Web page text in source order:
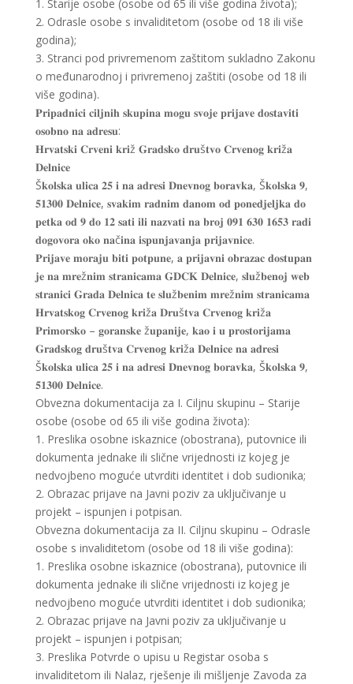
1. Starije osobe (osobe od 65 ili više godina života);
2. Odrasle osobe s invaliditetom (osobe od 18 ili više
godina);
3. Stranci pod privremenom zaštitom sukladno Zakonu
o međunarodnoj i privremenoj zaštiti (osobe od 18 ili
više godina).
𝐏𝐫𝐢𝐩𝐚𝐝𝐧𝐢𝐜𝐢 𝐜𝐢𝐥𝐣𝐧𝐢𝐡 𝐬𝐤𝐮𝐩𝐢𝐧𝐚 𝐦𝐨𝐠𝐮 𝐬𝐯𝐨𝐣𝐞 𝐩𝐫𝐢𝐣𝐚𝐯𝐞 𝐝𝐨𝐬𝐭𝐚𝐯𝐢𝐭𝐢
𝐨𝐬𝐨𝐛𝐧𝐨 𝐧𝐚 𝐚𝐝𝐫𝐞𝐬𝐮:
𝐇𝐫𝐯𝐚𝐭𝐬𝐤𝐢 𝐂𝐫𝐯𝐞𝐧𝐢 𝐤𝐫𝐢ž 𝐆𝐫𝐚𝐝𝐬𝐤𝐨 𝐝𝐫𝐮š𝐭𝐯𝐨 𝐂𝐫𝐯𝐞𝐧𝐨𝐠 𝐤𝐫𝐢ž𝐚
𝐃𝐞𝐥𝐧𝐢𝐜𝐞
Š𝐤𝐨𝐥𝐬𝐤𝐚 𝐮𝐥𝐢𝐜𝐚 𝟐𝟓 𝐢 𝐧𝐚 𝐚𝐝𝐫𝐞𝐬𝐢 𝐃𝐧𝐞𝐯𝐧𝐨𝐠 𝐛𝐨𝐫𝐚𝐯𝐤𝐚, Š𝐤𝐨𝐥𝐬𝐤𝐚 𝟗,
𝟓𝟏𝟑𝟎𝟎 𝐃𝐞𝐥𝐧𝐢𝐜𝐞, 𝐬𝐯𝐚𝐤𝐢𝐦 𝐫𝐚𝐝𝐧𝐢𝐦 𝐝𝐚𝐧𝐨𝐦 𝐨𝐝 𝐩𝐨𝐧𝐞𝐝𝐣𝐞𝐥𝐣𝐤𝐚 𝐝𝐨
𝐩𝐞𝐭𝐤𝐚 𝐨𝐝 𝟗 𝐝𝐨 𝟏𝟐 𝐬𝐚𝐭𝐢 𝐢𝐥𝐢 𝐧𝐚𝐳𝐯𝐚𝐭𝐢 𝐧𝐚 𝐛𝐫𝐨𝐣 𝟎𝟗𝟏 𝟔𝟑𝟎 𝟏𝟔𝟓𝟑 𝐫𝐚𝐝𝐢
𝐝𝐨𝐠𝐨𝐯𝐨𝐫𝐚 𝐨𝐤𝐨 𝐧𝐚č𝐢𝐧𝐚 𝐢𝐬𝐩𝐮𝐧𝐣𝐚𝐯𝐚𝐧𝐣𝐚 𝐩𝐫𝐢𝐣𝐚𝐯𝐧𝐢𝐜𝐞.
𝐏𝐫𝐢𝐣𝐚𝐯𝐞 𝐦𝐨𝐫𝐚𝐣𝐮 𝐛𝐢𝐭𝐢 𝐩𝐨𝐭𝐩𝐮𝐧𝐞, 𝐚 𝐩𝐫𝐢𝐣𝐚𝐯𝐧𝐢 𝐨𝐛𝐫𝐚𝐳𝐚𝐜 𝐝𝐨𝐬𝐭𝐮𝐩𝐚𝐧
𝐣𝐞 𝐧𝐚 𝐦𝐫𝐞ž𝐧𝐢𝐦 𝐬𝐭𝐫𝐚𝐧𝐢𝐜𝐚𝐦𝐚 𝐆𝐃𝐂𝐊 𝐃𝐞𝐥𝐧𝐢𝐜𝐞, 𝐬𝐥𝐮ž𝐛𝐞𝐧𝐨𝐣 𝐰𝐞𝐛
𝐬𝐭𝐫𝐚𝐧𝐢𝐜𝐢 𝐆𝐫𝐚𝐝𝐚 𝐃𝐞𝐥𝐧𝐢𝐜𝐚 𝐭𝐞 𝐬𝐥𝐮ž𝐛𝐞𝐧𝐢𝐦 𝐦𝐫𝐞ž𝐧𝐢𝐦 𝐬𝐭𝐫𝐚𝐧𝐢𝐜𝐚𝐦𝐚
𝐇𝐫𝐯𝐚𝐭𝐬𝐤𝐨𝐠 𝐂𝐫𝐯𝐞𝐧𝐨𝐠 𝐤𝐫𝐢ž𝐚 𝐃𝐫𝐮š𝐭𝐯𝐚 𝐂𝐫𝐯𝐞𝐧𝐨𝐠 𝐤𝐫𝐢ž𝐚
𝐏𝐫𝐢𝐦𝐨𝐫𝐬𝐤𝐨 – 𝐠𝐨𝐫𝐚𝐧𝐬𝐤𝐞 ž𝐮𝐩𝐚𝐧𝐢𝐣𝐞, 𝐤𝐚𝐨 𝐢 𝐮 𝐩𝐫𝐨𝐬𝐭𝐨𝐫𝐢𝐣𝐚𝐦𝐚
𝐆𝐫𝐚𝐝𝐬𝐤𝐨𝐠 𝐝𝐫𝐮š𝐭𝐯𝐚 𝐂𝐫𝐯𝐞𝐧𝐨𝐠 𝐤𝐫𝐢ž𝐚 𝐃𝐞𝐥𝐧𝐢𝐜𝐞 𝐧𝐚 𝐚𝐝𝐫𝐞𝐬𝐢
Š𝐤𝐨𝐥𝐬𝐤𝐚 𝐮𝐥𝐢𝐜𝐚 𝟐𝟓 𝐢 𝐧𝐚 𝐚𝐝𝐫𝐞𝐬𝐢 𝐃𝐧𝐞𝐯𝐧𝐨𝐠 𝐛𝐨𝐫𝐚𝐯𝐤𝐚, Š𝐤𝐨𝐥𝐬𝐤𝐚 𝟗,
𝟓𝟏𝟑𝟎𝟎 𝐃𝐞𝐥𝐧𝐢𝐜𝐞.
Obvezna dokumentacija za I. Ciljnu skupinu – Starije
osobe (osobe od 65 ili više godina života):
1. Preslika osobne iskaznice (obostrana), putovnice ili
dokumenta jednake ili slične vrijednosti iz kojeg je
nedvojbeno moguće utvrditi identitet i dob sudionika;
2. Obrazac prijave na Javni poziv za uključivanje u
projekt – ispunjen i potpisan.
Obvezna dokumentacija za II. Ciljnu skupinu – Odrasle
osobe s invaliditetom (osobe od 18 ili više godina):
1. Preslika osobne iskaznice (obostrana), putovnice ili
dokumenta jednake ili slične vrijednosti iz kojeg je
nedvojbeno moguće utvrditi identitet i dob sudionika;
2. Obrazac prijave na Javni poziv za uključivanje u
projekt – ispunjen i potpisan;
3. Preslika Potvrde o upisu u Registar osoba s
invaliditetom ili Nalaz, rješenje ili mišljenje Zavoda za